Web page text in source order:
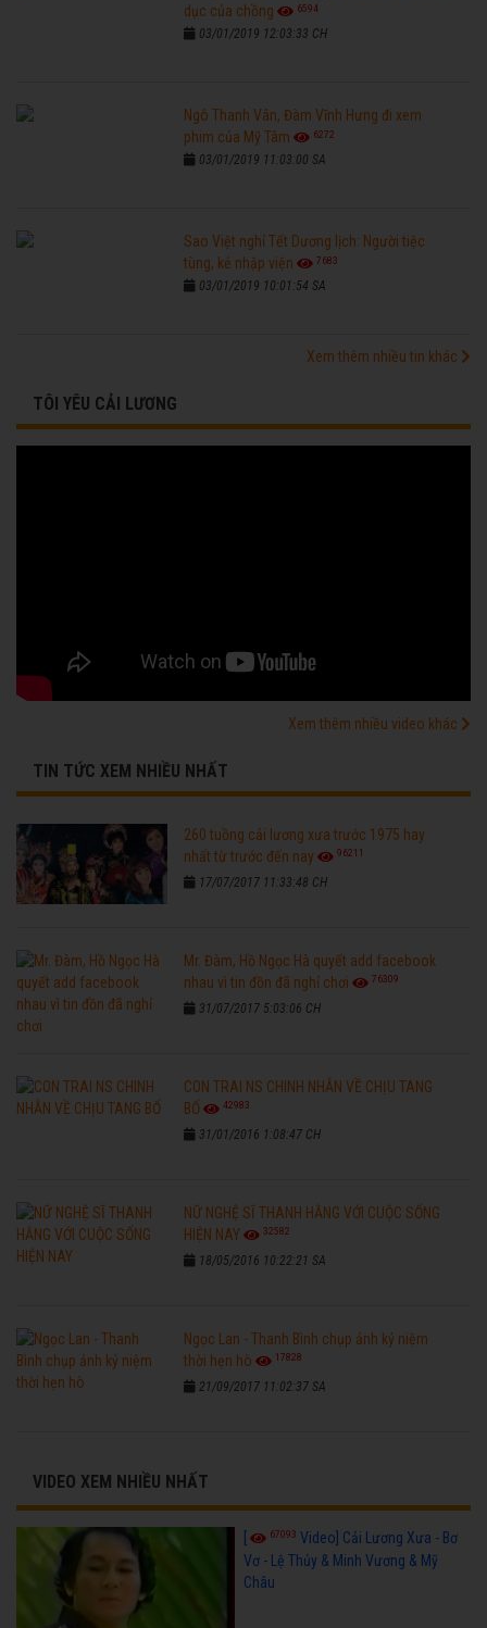
dục của chồng
6594
03/01/2019 12:03:33 CH
Ngô Thanh Vân, Đàm Vĩnh Hưng đi xem
phim của Mỹ Tâm
6272
03/01/2019 11:03:00 SA
Sao Việt nghỉ Tết Dương lịch: Người tiệc
tùng, kẻ nhập viện
7683
03/01/2019 10:01:54 SA
Xem thêm nhiều tin khác
TÔI YÊU CẢI LƯƠNG
Xem thêm nhiều video khác
TIN TỨC XEM NHIỀU NHẤT
260 tuồng cải lương xưa trước 1975 hay
nhất từ trước đến nay
96211
17/07/2017 11:33:48 CH
Mr. Đàm, Hồ Ngọc Hà quyết add facebook
nhau vì tin đồn đã nghỉ chơi
76309
31/07/2017 5:03:06 CH
CON TRAI NS CHINH NHẪN VỀ CHỊU TANG
BỐ
42983
31/01/2016 1:08:47 CH
NỮ NGHỆ SĨ THANH HẰNG VỚI CUỘC SỐNG
HIỆN NAY
32582
18/05/2016 10:22:21 SA
Ngọc Lan - Thanh Bình chụp ảnh kỷ niệm
thời hẹn hò
17828
21/09/2017 11:02:37 SA
VIDEO XEM NHIỀU NHẤT
[ 67093 Video] Cải Lương Xưa - Bơ
Vơ - Lệ Thủy & Minh Vương & Mỹ
Châu